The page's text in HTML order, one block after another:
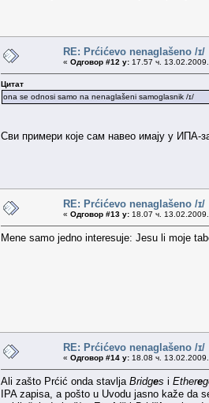
RE: Prćićevo nenaglašeno /ɪ/
« Одговор #12 у: 17.57 ч.
Цитат
ona se odnosi samo na nenaglašeni samoglasnik /ɪ/
Сви примери које сам навео имају у ИПА-
RE: Prćićevo nenaglašeno /ɪ/
« Одговор #13 у: 18.07 ч.
Mene samo jedno interesuje: Jesu li moje
RE: Prćićevo nenaglašeno /ɪ/
« Одговор #14 у: 18.08 ч.
Ali zašto Prćić onda stavlja Bridges i Ethere
IPA zapisa, a pošto u Uvodu jasno kaže da